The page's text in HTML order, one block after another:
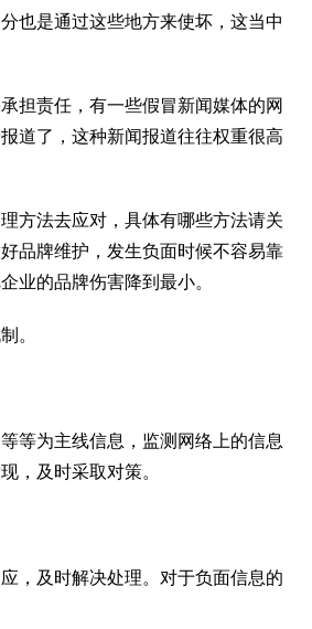
也是通过这些地方来使坏，这当中
担责任，有一些假冒新闻媒体的网
道了，这种新闻报道往往权重很高
方法去应对，具体有哪些方法请关
品牌维护，发生负面时候不容易靠
业的品牌伤害降到最小。
。
等为主线信息，监测网络上的信息
，及时采取对策。
，及时解决处理。对于负面信息的